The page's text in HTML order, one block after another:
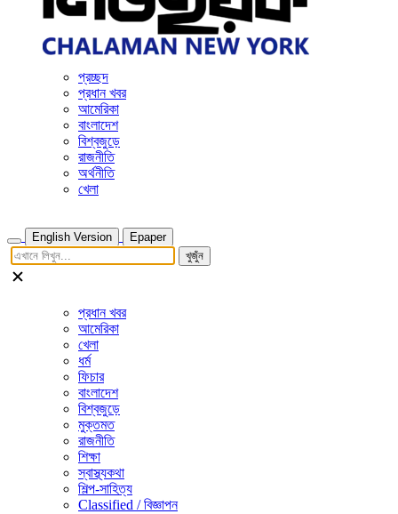
প্রচ্ছদ
প্রধান খবর
আমেরিকা
বাংলাদেশ
বিশ্বজুড়ে
রাজনীতি
অর্থনীতি
খেলা
English Version
Epaper
খুজুঁন
প্রধান খবর
আমেরিকা
খেলা
ধর্ম
ফিচার
বাংলাদেশ
বিশ্বজুড়ে
মুক্তমত
রাজনীতি
শিক্ষা
স্বাস্থ্যকথা
শিল্প-সাহিত্য
Classified / বিজ্ঞাপন